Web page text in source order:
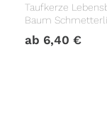
Taufkerze
Baum
Taufspruch
ab 6,40 €